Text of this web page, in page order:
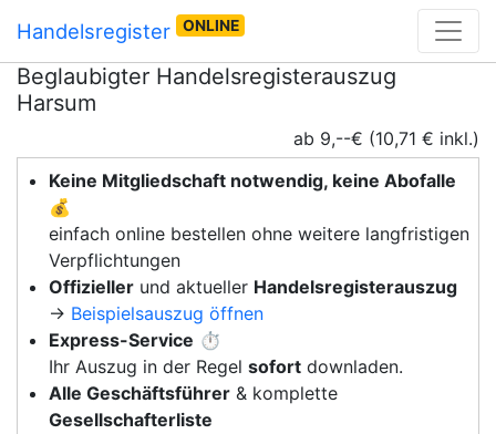
Handelsregister ONLINE
Beglaubigter Handelsregisterauszug
Harsum
ab 9,--€ (10,71 € inkl.)
Keine Mitgliedschaft notwendig, keine Abofalle
💰
einfach online bestellen ohne weitere langfristigen
Verpflichtungen
Offizieller und aktueller Handelsregisterauszug
→ Beispielsauszug öffnen
Express-Service ⏱️
Ihr Auszug in der Regel sofort downladen.
Alle Geschäftsführer & komplette
Gesellschafterliste